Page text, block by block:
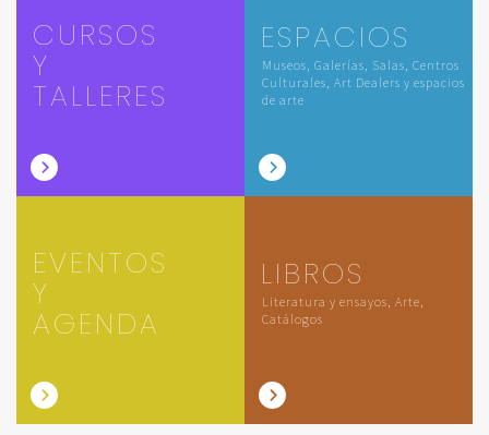
CURSOS
Y
TALLERES
ESPACIOS
Museos, Galerías, Salas, Centros
Culturales, Art Dealers y espacios
de arte
EVENTOS
Y
AGENDA
LIBROS
Literatura y ensayos, Arte,
Catálogos